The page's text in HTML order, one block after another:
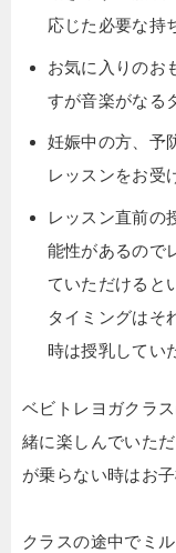
応じた必要な持
お気に入りのお
すが音楽がなる
妊娠中の方、予
レッスンをお受
レッスン直前の
能性があるので
ていただけると
タイミングはそ
時は授乳してい
ベビトレヨガクラ
緒に楽しんでいた
が乗らない時はお
クラスの途中でミ